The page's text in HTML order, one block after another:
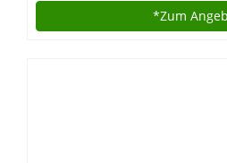
*Zum